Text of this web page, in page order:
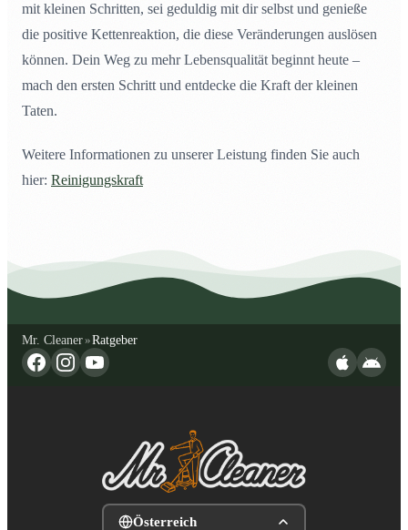
mit kleinen Schritten, sei geduldig mit dir selbst und genieße
die positive Kettenreaktion, die diese Veränderungen auslösen
können. Dein Weg zu mehr Lebensqualität beginnt heute –
mach den ersten Schritt und entdecke die Kraft der kleinen
Taten.
Weitere Informationen zu unserer Leistung finden Sie auch
hier: Reinigungskraft
Mr. Cleaner»Ratgeber
Österreich